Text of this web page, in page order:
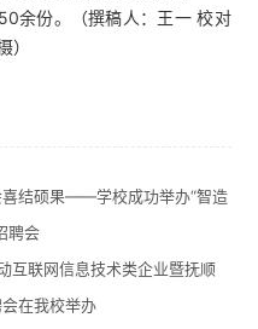
余份。（撰稿人：王一 校对
）
喜结硕果——学校成功举办“智造
聘会
互联网信息技术类企业暨抚顺
在我校举办